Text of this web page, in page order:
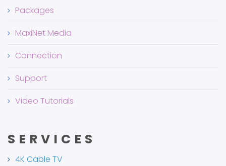
Packages
MaxiNet Media
Connection
Support
Video Tutorials
SERVICES
4K Cable TV